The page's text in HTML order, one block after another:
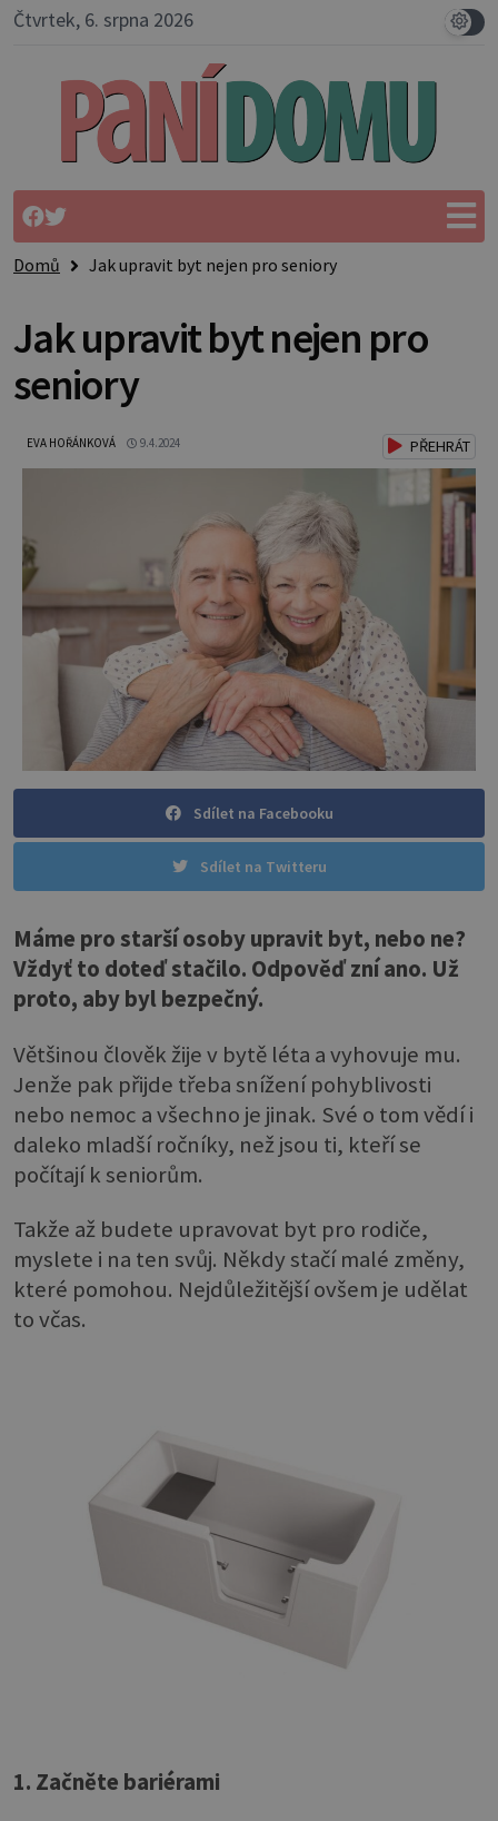
Čtvrtek, 6. srpna 2026
Domů Jak upravit byt nejen pro seniory
Jak upravit byt nejen pro
seniory
EVA HOŘÁNKOVÁ 9.4.2024 PŘEHRÁT
Sdílet na Facebooku
Sdílet na Twitteru
Máme pro starší osoby upravit byt, nebo ne?
Vždyť to doteď stačilo. Odpověď zní ano. Už
proto, aby byl bezpečný.
Většinou člověk žije v bytě léta a vyhovuje mu.
Jenže pak přijde třeba snížení pohyblivosti
nebo nemoc a všechno je jinak. Své o tom vědí i
daleko mladší ročníky, než jsou ti, kteří se
počítají k seniorům.
Takže až budete upravovat byt pro rodiče,
myslete i na ten svůj. Někdy stačí malé změny,
které pomohou. Nejdůležitější ovšem je udělat
to včas.
1. Začněte bariérami